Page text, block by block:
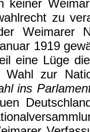
keiner
zu
Weimarer
1919
eine Lüge
zur
ins